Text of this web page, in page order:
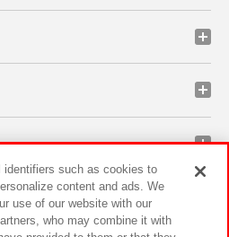
identifiers such as cookies to
content and ads. We
use of our website with our
who may combine it with